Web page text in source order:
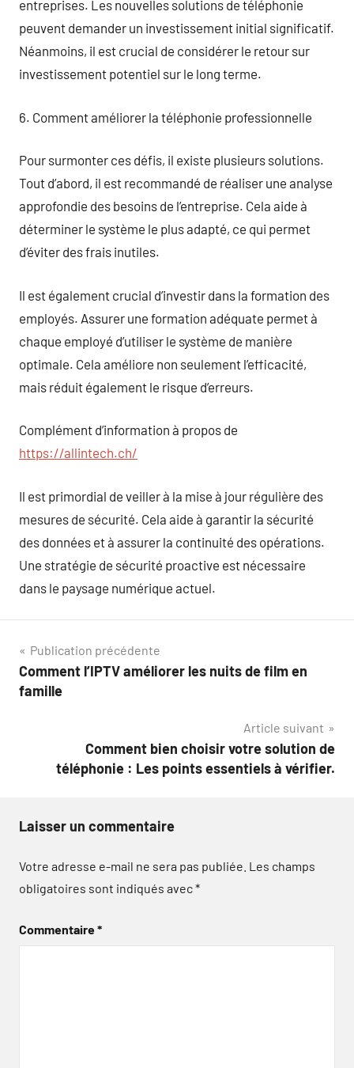
entreprises. Les nouvelles solutions de téléphonie
peuvent demander un investissement initial significatif.
Néanmoins, il est crucial de considérer le retour sur
investissement potentiel sur le long terme.
6. Comment améliorer la téléphonie professionnelle
Pour surmonter ces défis, il existe plusieurs solutions.
Tout d’abord, il est recommandé de réaliser une analyse
approfondie des besoins de l’entreprise. Cela aide à
déterminer le système le plus adapté, ce qui permet
d’éviter des frais inutiles.
Il est également crucial d’investir dans la formation des
employés. Assurer une formation adéquate permet à
chaque employé d’utiliser le système de manière
optimale. Cela améliore non seulement l’efficacité,
mais réduit également le risque d’erreurs.
Complément d’information à propos de
https://allintech.ch/
Il est primordial de veiller à la mise à jour régulière des
mesures de sécurité. Cela aide à garantir la sécurité
des données et à assurer la continuité des opérations.
Une stratégie de sécurité proactive est nécessaire
dans le paysage numérique actuel.
Navigation
de
Publication précédente
Comment l’IPTV améliorer les nuits de film en
famille
Article suivant
Comment bien choisir votre solution de
téléphonie : Les points essentiels à vérifier.
Laisser un commentaire
Votre adresse e-mail ne sera pas publiée. Les champs
obligatoires sont indiqués avec*
Commentaire*